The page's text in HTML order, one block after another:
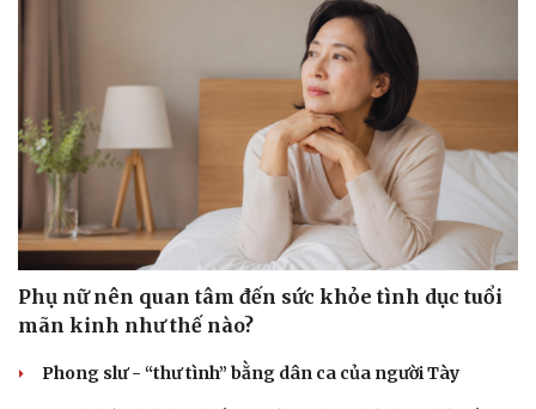
Phụ nữ nên quan tâm đến sức khỏe tình dục tuổi
mãn kinh như thế nào?
Phong slư - “thư tình” bằng dân ca của người Tày